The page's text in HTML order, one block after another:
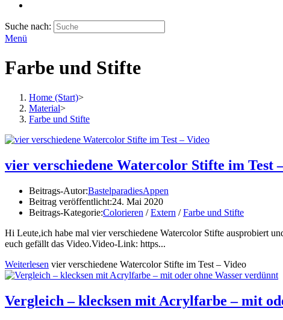
Suche nach:
Menü
Farbe und Stifte
Home (Start)>
Material>
Farbe und Stifte
vier verschiedene Watercolor Stifte im Test
Beitrags-Autor:BastelparadiesAppen
Beitrag veröffentlicht:24. Mai 2020
Beitrags-Kategorie:Colorieren / Extern / Farbe und Stifte
Hi Leute,ich habe mal vier verschiedene Watercolor Stifte ausprobiert
euch gefällt das Video.Video-Link: https...
Weiterlesen vier verschiedene Watercolor Stifte im Test – Video
Vergleich – klecksen mit Acrylfarbe – mit